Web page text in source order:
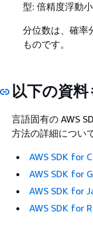
型: 倍精度浮動
分位数は、確率
ものです。
以下の資料
言語固有の AWS
方法の詳細につい
AWS SDK for
AWS SDK for
AWS SDK for
AWS SDK for